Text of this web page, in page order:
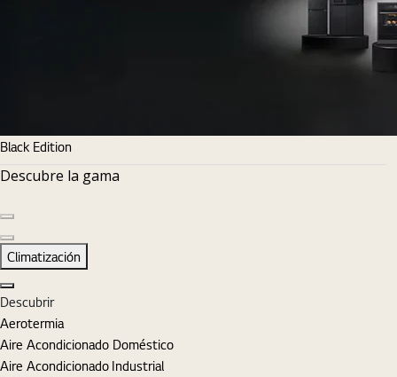
Black Edition
Descubre la gama
Diapositiva siguiente
Climatización
Cerrar
Descubrir
Aerotermia
Aire Acondicionado Doméstico
Aire Acondicionado Industrial